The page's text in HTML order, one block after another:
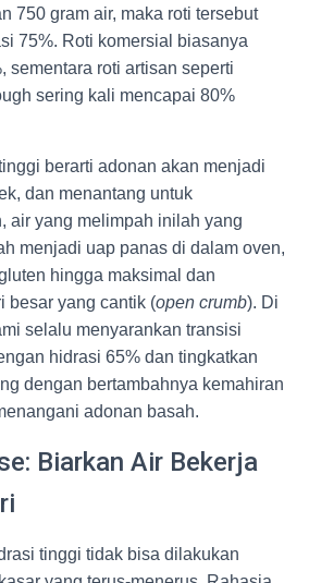
750 gram air, maka roti tersebut
75%. Roti komersial biasanya
sementara roti artisan seperti
sering kali mencapai 80%
berarti adonan akan menjadi
dan menantang untuk
air yang melimpah inilah yang
menjadi uap panas di dalam oven,
hingga maksimal dan
besar yang cantik (open crumb). Di
selalu menyarankan transisi
hidrasi 65% dan tingkatkan
dengan bertambahnya kemahiran
adonan basah.
Biarkan Air Bekerja
tinggi tidak bisa dilakukan